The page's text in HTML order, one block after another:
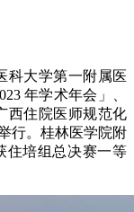
科大学第一附属医
年学术年会」、
西住院医师规范化
行。桂林医学院附
住培组总决赛一等